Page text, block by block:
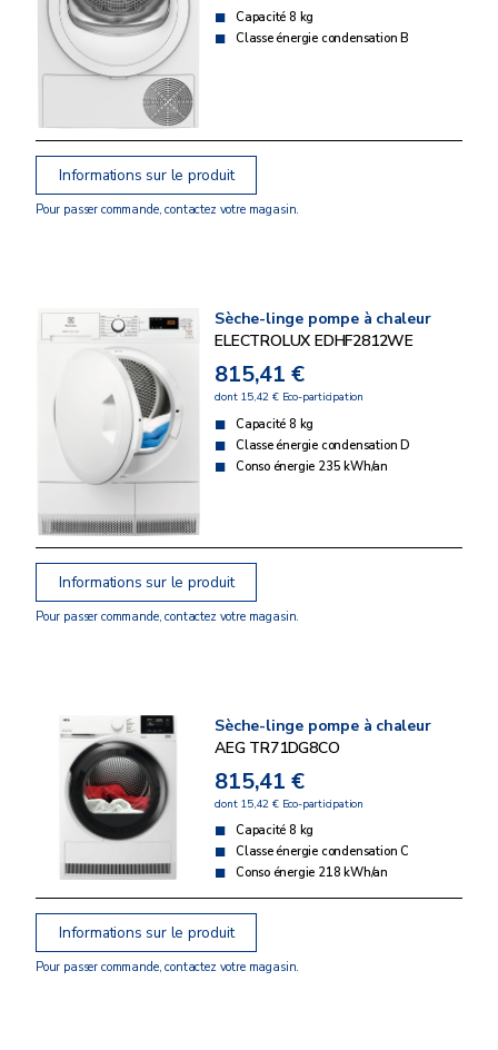
Capacité 8 kg
Classe énergie condensation B
Informations sur le produit
Pour passer commande, contactez votre magasin.
Sèche-linge pompe à chaleur
ELECTROLUX EDHF2812WE
815,41 €
dont 15,42 € Eco-participation
Capacité 8 kg
Classe énergie condensation D
Conso énergie 235 kWh/an
Informations sur le produit
Pour passer commande, contactez votre magasin.
Sèche-linge pompe à chaleur
AEG TR71DG8CO
815,41 €
dont 15,42 € Eco-participation
Capacité 8 kg
Classe énergie condensation C
Conso énergie 218 kWh/an
Informations sur le produit
Pour passer commande, contactez votre magasin.